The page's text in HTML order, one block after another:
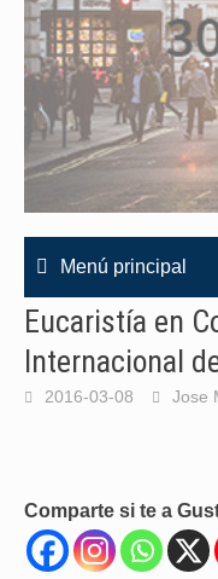
Menú principal
Eucaristía en
Internacional
2016-03-08 Jose
Comparte si te a